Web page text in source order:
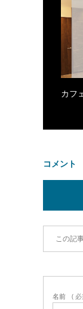
カフ
コメント
この記
名前 (